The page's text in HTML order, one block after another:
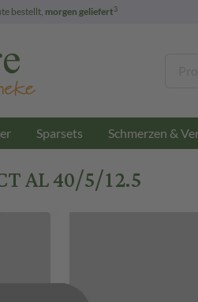
bestellt, morgen geliefert3
Sparsets Schmerzen &
AL 40/5/12.5